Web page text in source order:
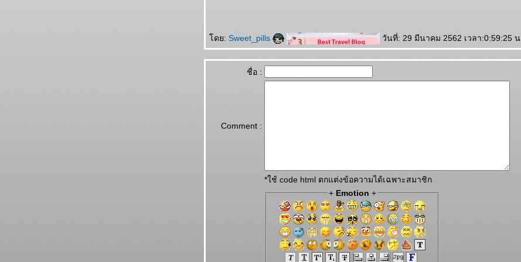
ดย: Sweet_pills วันที่: 29 มีนาคม 2562 เวลา:0:59:25 น.
ชื่อ :
Comment :
*ใช้ code html ตกแต่งข้อความได้เฉพาะสมาชิก
+ Emotion +